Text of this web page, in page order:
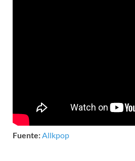
Fuente:Allkpop